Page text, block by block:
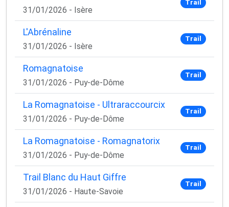
31/01/2026 - Isère
Trail
L'Abrénaline
31/01/2026 - Isère
Trail
Romagnatoise
31/01/2026 - Puy-de-Dôme
Trail
La Romagnatoise - Ultraraccourcix
31/01/2026 - Puy-de-Dôme
Trail
La Romagnatoise - Romagnatorix
31/01/2026 - Puy-de-Dôme
Trail
Trail Blanc du Haut Giffre
31/01/2026 - Haute-Savoie
Trail